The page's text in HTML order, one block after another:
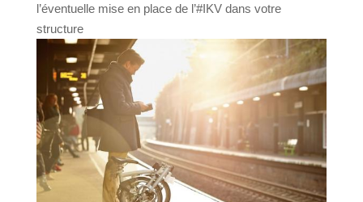
l’éventuelle mise en place de l’#IKV dans votre
structure